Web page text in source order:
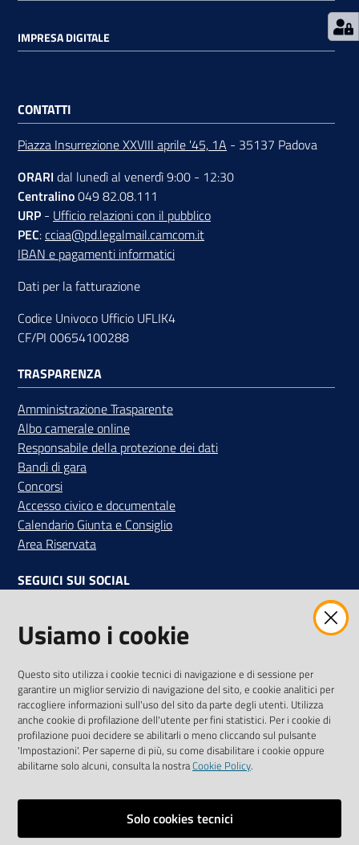
Contatti
Newsle
tter
Stampa
Seguici
su
IMPRESA DIGITALE
CONTATTI
Piazza Insurrezione XXVIII aprile '45, 1A - 35137 Padova
ORARI dal lunedì al venerdì 9:00 - 12:30
Centralino049 82.08.111
URP - Ufficio relazioni con il pubblico
PEC:cciaa@pd.legalmail.camcom.it
IBAN e pagamenti informatici
Dati per la fatturazione
Codice Univoco Ufficio UFLIK4
CF/PI 00654100288
TRASPARENZA
Amministrazione Trasparente
Albo camerale online
Responsabile della protezione dei dati
Bandi di gara
Concorsi
Accesso civico e documentale
Calendario Giunta e Consiglio
Area Riservata
SEGUICI SUI SOCIAL
Ricevi tutti gli aggiornamenti su eventi, nuove opportunità e
adempimenti normativi
Usiamo i cookie
Questo sito utilizza i cookie tecnici di navigazione e di sessione per
garantire un miglior servizio di navigazione del sito, e cookie analitici per
raccogliere informazioni sull'uso del sito da parte degli utenti. Utilizza
anche cookie di profilazione dell'utente per fini statistici. Per i cookie di
profilazione puoi decidere se abilitarli o meno cliccando sul pulsante
'Impostazioni'. Per saperne di più, su come disabilitare i cookie oppure
abilitarne solo alcuni, consulta la nostraCookie Policy.
Solo cookies tecnici